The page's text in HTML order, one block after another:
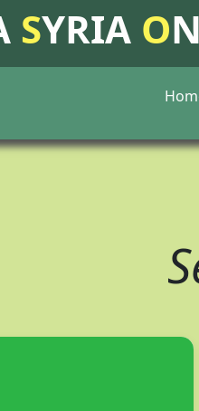
SYRIA ON